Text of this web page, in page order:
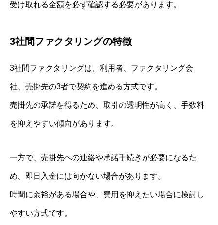
受け取れる金額を必ず確認する必要があります。
3社間ファクタリングの特徴
3社間ファクタリングは、利用者、ファクタリング会
社、売掛先の3者で契約を進める方式です。
売掛先の承諾を得るため、取引の透明性が高く、手数料
を抑えやすい傾向があります。
一方で、売掛先への連絡や承諾手続きが必要になるた
め、即日入金には向かない場合があります。
時間に余裕がある場合や、費用を抑えたい場合に検討し
やすい方式です。